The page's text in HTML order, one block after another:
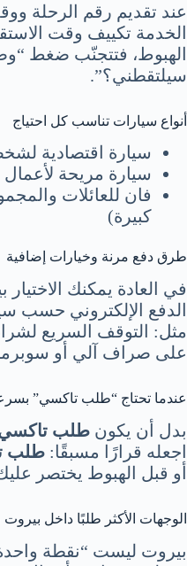
عند تقديم رقم الرحلة
الخدمة تكييف وقت
الهبوط، فتتجنّب ضغط
سيلتقطني؟”.
أنواع سيارات تناسب كل احتياج
سيارة اقتصادية
سيارة مريحة لأعمال
فان للعائلات
كبيرة)
طرق دفع مرنة وخيارات إضافية
في العادة يمكنك الاختيار
الدفع الإلكتروني حسب
مثل: التوقف السريع
على صراف آلي أو
عندما تحتاج “طلب تاكسي”
بدل أن يكون طلب
اجعله قرارًا مسبقًا: طلب
أو قبل الهبوط يختصر
الوجهات الأكثر طلبًا داخل
بيروت ليست “نقطة